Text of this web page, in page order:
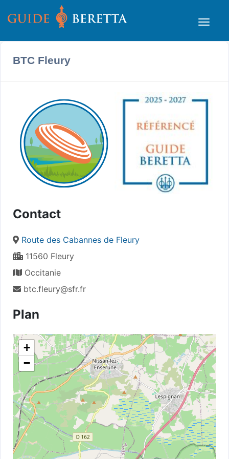
BTC Fleury
Contact
Route des Cabannes de Fleury
11560 Fleury
Occitanie
btc.fleury@sfr.fr
Plan
+
−